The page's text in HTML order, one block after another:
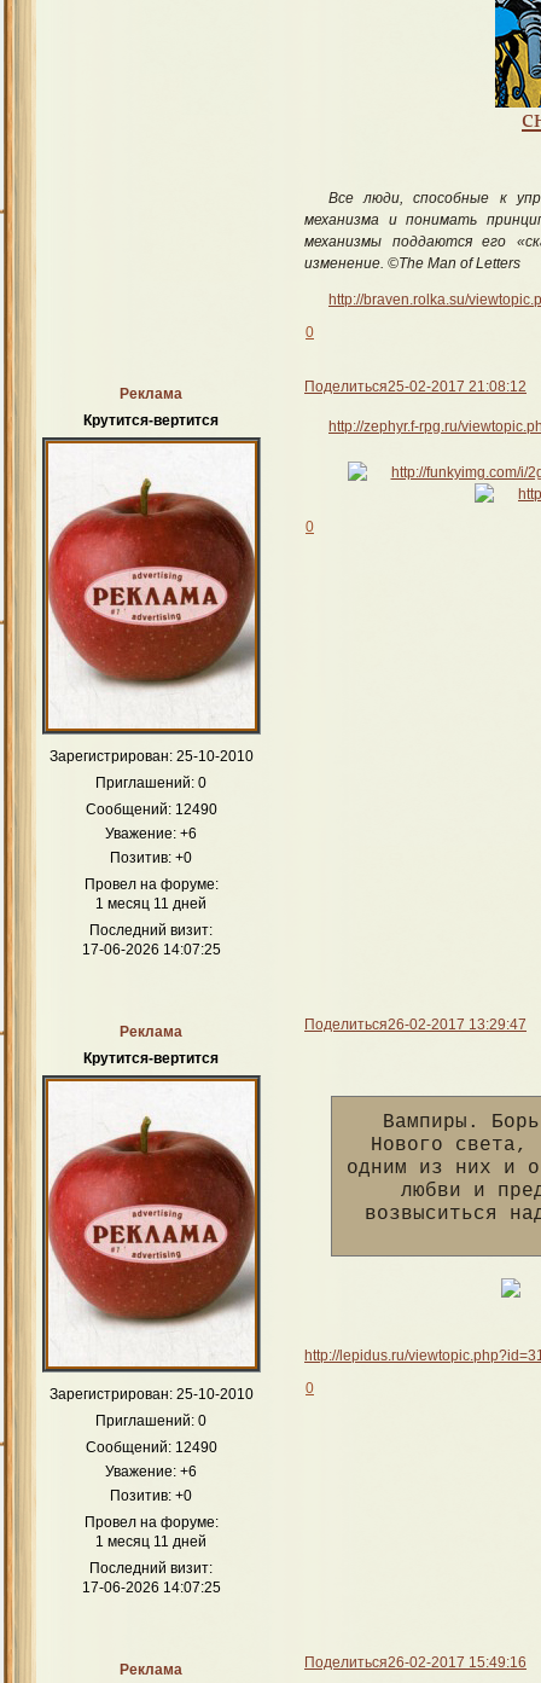
Все люди, способные к
механизма и понимать
механизмы поддаются его
изменение. ©The Man of Letters
http://braven.rolka.su/
0
Поделиться25-02-2017 21:08:12
Реклама
Крутится-вертится
Зарегистрирован: 25-10-2010
Приглашений: 0
Сообщений:12490
Уважение: +6
Позитив: +0
Провел на форуме:
1 месяц 11 дней
Последний визит:
17-06-2026 14:07:25
http://zephyr.f-rpg.ru/
0
Поделиться26-02-2017 13:29:47
Реклама
Крутится-вертится
Зарегистрирован: 25-10-2010
Приглашений: 0
Сообщений:12490
Уважение: +6
Позитив: +0
Провел на форуме:
1 месяц 11 дней
Последний визит:
17-06-2026 14:07:25
Вампиры.
Нового света,
одним из них и
любви и
возвыситься
http://lepidus.ru/
0
Поделиться26-02-2017 15:49:16
Реклама